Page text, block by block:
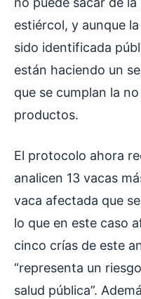
estiércol, y aunque
sido identificada
están haciendo un
que se cumplan la
productos.
El protocolo ahora
analicen 13 vacas
vaca afectada que
lo que en este caso
cinco crías de este
“representa un
salud pública”.